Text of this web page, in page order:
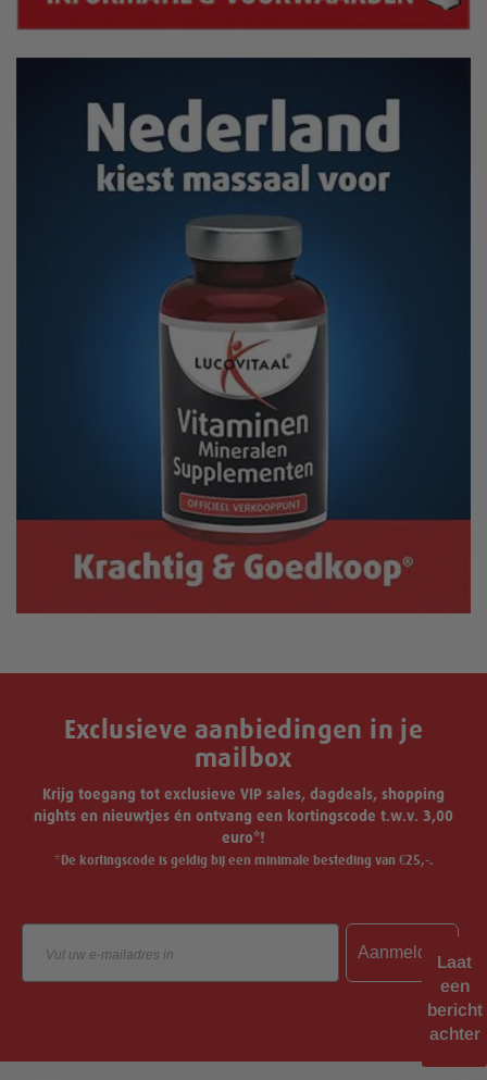
Exclusieve aanbiedingen in je
mailbox
Krijg toegang tot exclusieve VIP sales, dagdeals, shopping
nights en nieuwtjes én ontvang een kortingscode t.w.v. 3,00
euro*!
*De kortingscode is geldig bij een minimale besteding van €25,-.
Email
Aanmelden
Laat
een
bericht
achter